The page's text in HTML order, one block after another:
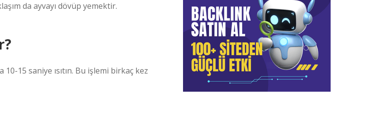
da ayvayı dövüp yemektir.
15 saniye ısıtın. Bu işlemi birkaç kez